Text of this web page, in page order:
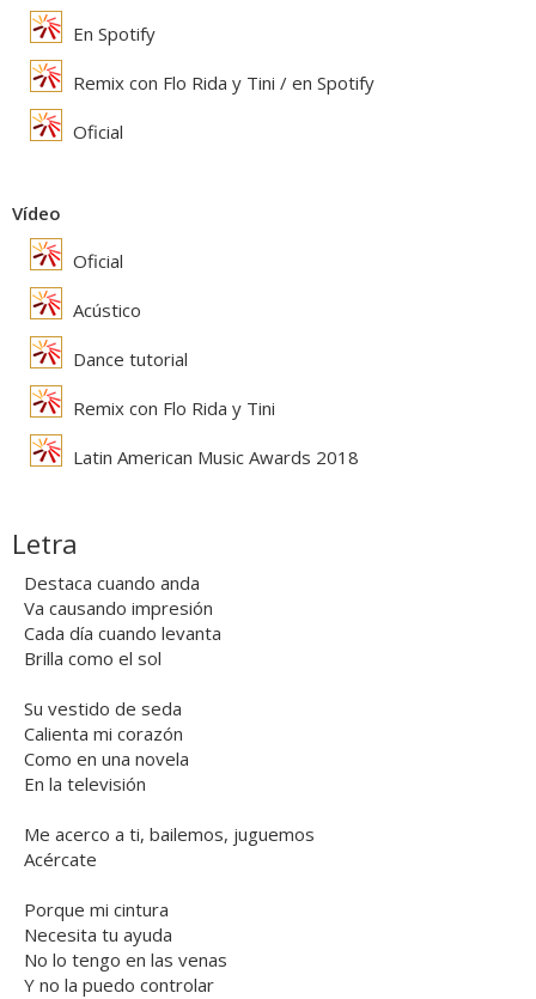
En Spotify
Remix con Flo Rida y Tini / en Spotify
Oficial
Vídeo
Oficial
Acústico
Dance tutorial
Remix con Flo Rida y Tini
Latin American Music Awards 2018
Letra
Destaca cuando anda
Va causando impresión
Cada día cuando levanta
Brilla como el sol
Su vestido de seda
Calienta mi corazón
Como en una novela
En la televisión
Me acerco a ti, bailemos, juguemos
Acércate
Porque mi cintura
Necesita tu ayuda
No lo tengo en las venas
Y no la puedo controlar